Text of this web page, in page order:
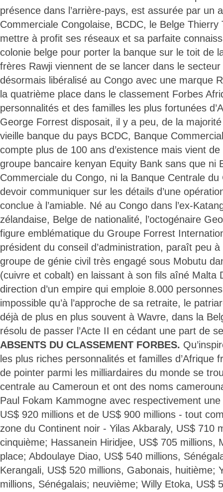
présence dans l’arrière-pays, est assurée par un
Commerciale Congolaise, BCDC, le Belge Thierry
mettre à profit ses réseaux et sa parfaite
colonie belge pour porter la banque sur le toit de
frères Rawji viennent de se lancer dans le secteur
désormais libéralisé au Congo avec une marque
la quatrième place dans le classement Forbes
personnalités et des familles les plus fortunées
George Forrest disposait, il y a peu, de la
vieille banque du pays BCDC, Banque
compte plus de 100 ans d’existence mais vient
groupe bancaire kenyan Equity Bank sans que ni
Commerciale du Congo, ni la Banque Centrale du
devoir communiquer sur les détails d’une
conclue à l’amiable. Né au Congo dans l’ex-
zélandaise, Belge de nationalité, l’octogénaire
figure emblématique du Groupe Forrest
président du conseil d’administration, paraît peu à
groupe de génie civil très engagé sous Mobutu
(cuivre et cobalt) en laissant à son fils aîné Malta
direction d’un empire qui emploie 8.000
impossible qu’à l’approche de sa retraite, le
déjà de plus en plus souvent à Wavre, dans la
résolu de passer l’Acte II en cédant une part de
ABSENTS DU CLASSEMENT FORBES.
les plus riches personnalités et familles d’Afrique
de pointer parmi les milliardaires du monde se
centrale au Cameroun et ont des noms
Paul Fokam Kammogne avec respectivement
US$ 920 millions et de US$ 900 millions - tout
zone du Continent noir - Yilas Akbaraly, US$ 710
cinquième; Hassanein Hiridjee, US$ 705 millions,
place; Abdoulaye Diao, US$ 540 millions,
Kerangali, US$ 520 millions, Gabonais, huitième;
millions, Sénégalais; neuvième; Willy Etoka, US$